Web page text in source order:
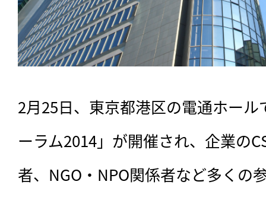
2月25日、東京都港区の電通ホール
ーラム2014」が開催され、企業の
者、NGO・NPO関係者など多くの